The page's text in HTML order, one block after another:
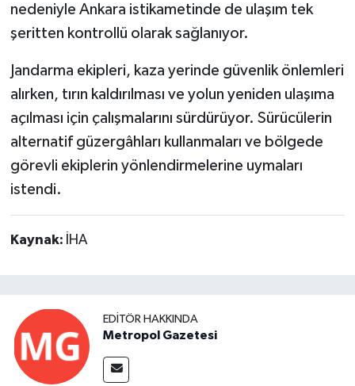
nedeniyle Ankara istikametinde de ulaşım tek
şeritten kontrollü olarak sağlanıyor.
Jandarma ekipleri, kaza yerinde güvenlik önlemleri
alırken, tırın kaldırılması ve yolun yeniden ulaşıma
açılması için çalışmalarını sürdürüyor. Sürücülerin
alternatif güzergâhları kullanmaları ve bölgede
görevli ekiplerin yönlendirmelerine uymaları
istendi.
Kaynak: İHA
EDITÖR HAKKINDA
Metropol Gazetesi